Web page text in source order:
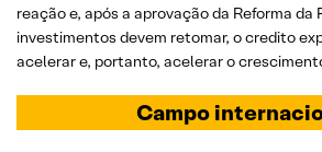
reação e, após a aprovação da Reforma da
investimentos devem retomar, o credito
acelerar e, portanto, acelerar o
Campo